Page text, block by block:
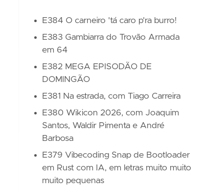
E384 O carneiro 'tá caro p'ra burro!
E383 Gambiarra do Trovão Armada
em 64
E382 MEGA EPISODÃO DE
DOMINGÃO
E381 Na estrada, com Tiago Carreira
E380 Wikicon 2026, com Joaquim
Santos, Waldir Pimenta e André
Barbosa
E379 Vibecoding Snap de Bootloader
em Rust com IA, em letras muito muito
muito pequenas